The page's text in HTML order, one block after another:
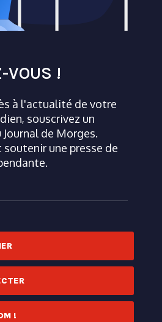
VOUS !
à l'actualité de votre
souscrivez un
de Morges.
soutenir une presse de
!